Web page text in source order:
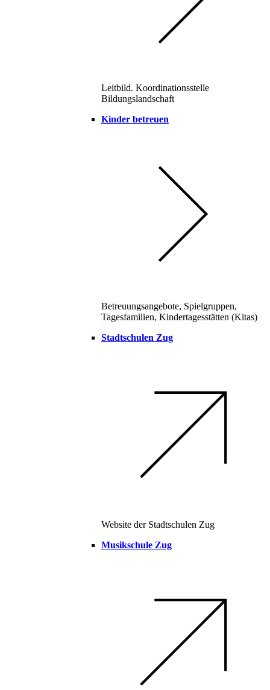
Leitbild. Koordinationsstelle
Bildungslandschaft
Kinder betreuen
Betreuungsangebote, Spielgruppen,
Tagesfamilien, Kindertagesstätten (Kitas)
Stadtschulen Zug
Website der Stadtschulen Zug
Musikschule Zug